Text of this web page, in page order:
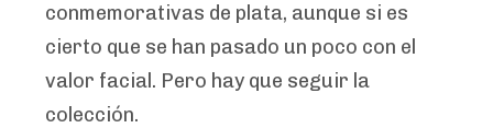
conmemorativas de plata, aunque si es
cierto que se han pasado un poco con el
valor facial. Pero hay que seguir la
colección.